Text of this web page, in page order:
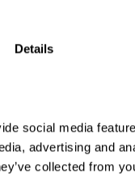
Details
social media
advertising and
collected from
ANLAGE